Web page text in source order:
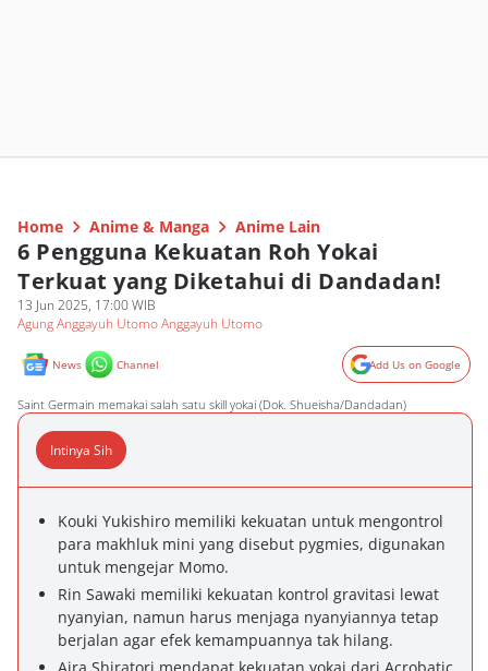
Home Anime & Manga Anime Lain
6 Pengguna Kekuatan Roh Yokai
Terkuat yang Diketahui di Dandadan!
13 Jun 2025, 17:00 WIB
Agung Anggayuh Utomo Anggayuh Utomo
News Channel Add Us on Google
Saint Germain memakai salah satu skill yokai (Dok. Shueisha/Dandadan)
Intinya Sih
Kouki Yukishiro memiliki kekuatan untuk mengontrol
para makhluk mini yang disebut pygmies, digunakan
untuk mengejar Momo.
Rin Sawaki memiliki kekuatan kontrol gravitasi lewat
nyanyian, namun harus menjaga nyanyiannya tetap
berjalan agar efek kemampuannya tak hilang.